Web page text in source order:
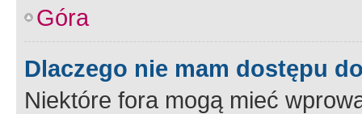
Góra
Dlaczego nie mam dostępu
Niektóre fora mogą mieć